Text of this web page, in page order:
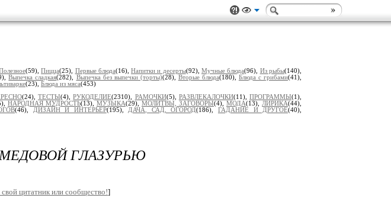
(59),Пицца(25), Первые блюда(16),Напитки и десерты(92),Мучные блюда(96), Из рыбы(140),
Выпечка сладкая(282), Выпечка без выпечки (торты)(28), Вторые блюда(180), Блюда с грибами(41),
(23), Блюда из мяса(453)
(24),ТЕСТЫ(4),РУКОДЕЛИЕ(2310), РАМОЧКИ(5), РАЗВЛЕКАЛОЧКИ(11),ПРОГРАММЫ(1),
НАРОДНАЯ МУДРОСТЬ(13), МУЗЫКА(29), МОЛИТВЫ, ЗАГОВОРЫ(4), МОДА(13), ЛИРИКА(44),
(46), ДИЗАЙН И ИНТЕРЬЕР(195), ДАЧА, САД, ОГОРОД(186), ГАДАНИЕ И ДРУГОЕ(40),
ГЛАЗУРЬЮ
цитатник или сообщество!]